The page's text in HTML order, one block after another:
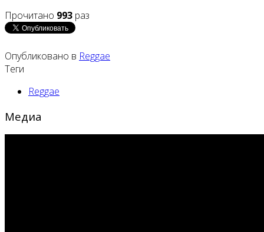
Прочитано 993 раз
Опубликовано в Reggae
Теги
Reggae
Медиа